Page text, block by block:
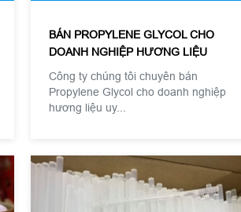
BÁN PROPYLENE GLYCOL CHO
DOANH NGHIỆP HƯƠNG LIỆU
Công ty chúng tôi chuyên bán
Propylene Glycol cho doanh nghiệp
hương liệu uy...